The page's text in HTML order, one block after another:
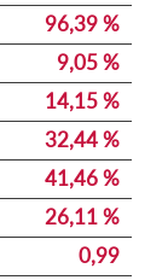
96,39 %
9,05 %
14,15 %
32,44 %
41,46 %
26,11 %
0,99